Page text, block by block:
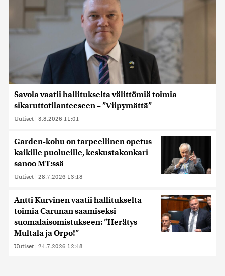
Savola vaatii hallitukselta välittömiä toimia
sikaruttotilanteeseen – ”Viipymättä”
Uutiset | 3.8.2026 11:01
Garden-kohu on tarpeellinen opetus
kaikille puolueille, keskustakonkari
sanoo MT:ssä
Uutiset | 28.7.2026 13:18
Antti Kurvinen vaatii hallitukselta
toimia Carunan saamiseksi
suomalaisomistukseen: ”Herätys
Multala ja Orpo!”
Uutiset | 24.7.2026 12:48